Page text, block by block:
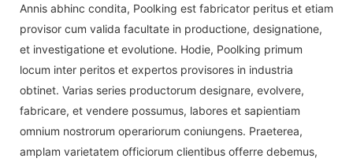
Annis abhinc condita, Poolking est fabricator peritus et etiam
provisor cum valida facultate in productione, designatione,
et investigatione et evolutione. Hodie, Poolking primum
locum inter peritos et expertos provisores in industria
obtinet. Varias series productorum designare, evolvere,
fabricare, et vendere possumus, labores et sapientiam
omnium nostrorum operariorum coniungens. Praeterea,
amplam varietatem officiorum clientibus offerre debemus,